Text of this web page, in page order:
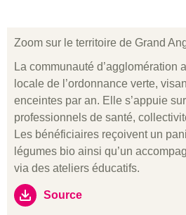
Zoom sur le territoire de Grand
La communauté d’agglomération
locale de l’ordonnance verte,
enceintes par an. Elle s’appuie
professionnels de santé,
Les bénéficiaires reçoivent un
légumes bio ainsi qu’un
via des ateliers éducatifs.
Source